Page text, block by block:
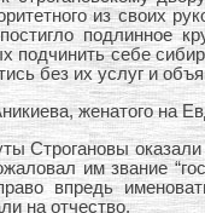
из своих
подлинное
подчинить себе
без их услуг и
женатого на
Строгановы
им звание
впредь
на отчество.